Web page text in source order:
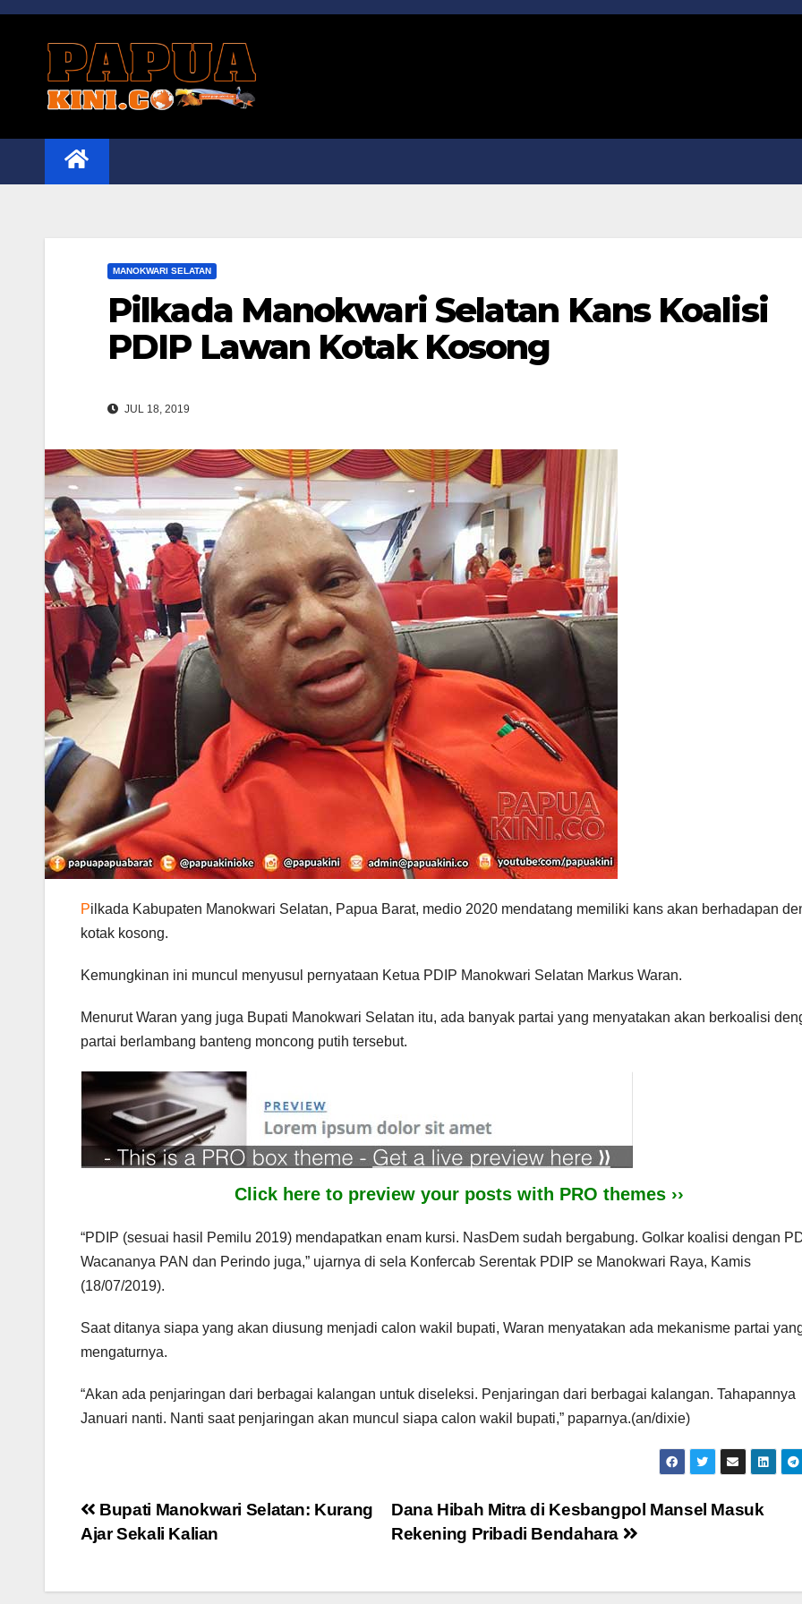
Skip
MANOKWARI SELATAN
Pilkada Manokwari Selatan Kans Koalisi
PDIP Lawan Kotak Kosong
JUL 18, 2019
Pilkada Kabupaten Manokwari Selatan, Papua Barat, medio 2020 mendatang memiliki kans akan berhadapan
kotak kosong.
Kemungkinan ini muncul menyusul pernyataan Ketua PDIP Manokwari Selatan Markus Waran.
Menurut Waran yang juga Bupati Manokwari Selatan itu, ada banyak partai yang menyatakan akan berkoalisi
partai berlambang banteng moncong putih tersebut.
Click here to preview your posts with PRO themes ››
“PDIP (sesuai hasil Pemilu 2019) mendapatkan enam kursi. NasDem sudah bergabung. Golkar koalisi dengan
Wacananya PAN dan Perindo juga,” ujarnya di sela Konfercab Serentak PDIP se Manokwari Raya, Kamis
(18/07/2019).
Saat ditanya siapa yang akan diusung menjadi calon wakil bupati, Waran menyatakan ada mekanisme partai
mengaturnya.
“Akan ada penjaringan dari berbagai kalangan untuk diseleksi. Penjaringan dari berbagai kalangan. Tahapannya
Januari nanti. Nanti saat penjaringan akan muncul siapa calon wakil bupati,” paparnya.(an/dixie)
Post
navigation
Dana Hibah Mitra di Kesbangpol Mansel Masuk
Rekening Pribadi Bendahara
Bupati Manokwari Selatan: Kurang
Ajar Sekali Kalian